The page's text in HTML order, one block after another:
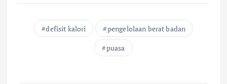
defisit kalori
pengelolaan berat badan
puasa